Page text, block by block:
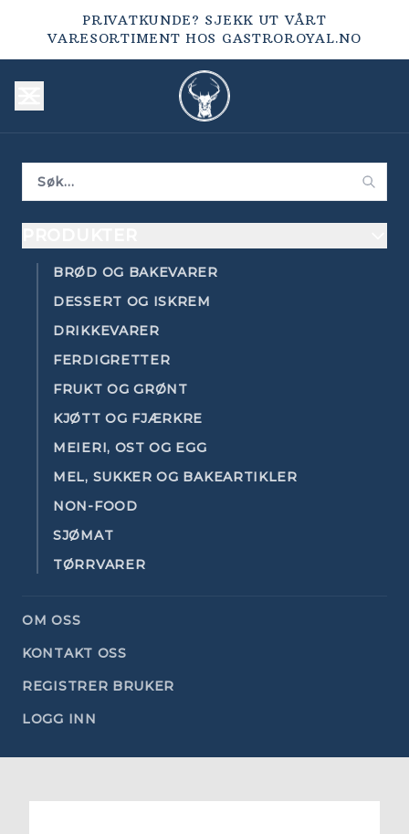
PRIVATKUNDE? SJEKK UT VÅRT
VARESORTIMENT HOS GASTROROYAL.NO
BRØD OG BAKEVARER
DESSERT OG ISKREM
DRIKKEVARER
FERDIGRETTER
FRUKT OG GRØNT
KJØTT OG FJÆRKRE
MEIERI, OST OG EGG
MEL, SUKKER OG BAKEARTIKLER
NON-FOOD
SJØMAT
TØRRVARER
OM OSS
KONTAKT OSS
REGISTRER BRUKER
LOGG INN